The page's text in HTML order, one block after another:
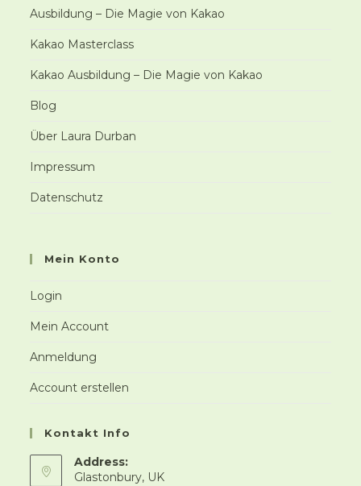
Ausbildung – Die Magie von Kakao
Kakao Masterclass
Kakao Ausbildung – Die Magie von Kakao
Blog
Über Laura Durban
Impressum
Datenschutz
Mein Konto
Login
Mein Account
Anmeldung
Account erstellen
Kontakt Info
Address:
Glastonbury, UK